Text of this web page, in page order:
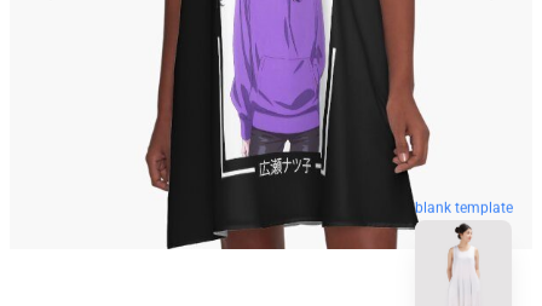
blank template